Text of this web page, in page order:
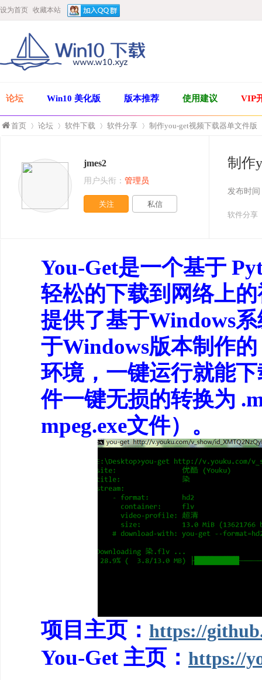
设为首页 收藏本站
论坛 Win10 美化版 版本推荐 使用建议 VIP
首页
»
论坛 软件下载
›
软件分享
›
制作you-get视频下载器单文件版
制作
发布时间
软件分享
jmes2
用户头衔： 管理员
关注 私信
You-Get是一个基于
轻松的下载到网络上
提供了基于Windows
于Windows版本制作
环境，一键运行就能
件一键无损的转换为
mpeg.exe文件）。
项目主页： https://
You-Get 主页： https://